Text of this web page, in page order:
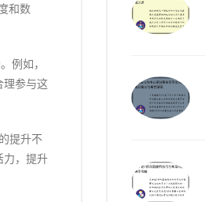
和数
例如，
理参与这
提升不
力，提升